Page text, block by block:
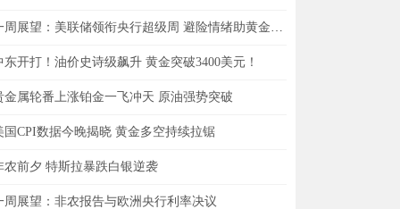
东开打！油价史诗级飙升 黄金突破3400美元！
金属轮番上涨铂金一飞冲天 原油强势突破
国CPI数据今晚揭晓 黄金多空持续拉锯
农前夕 特斯拉暴跌白银逆袭
周展望：非农报告与欧洲央行利率决议